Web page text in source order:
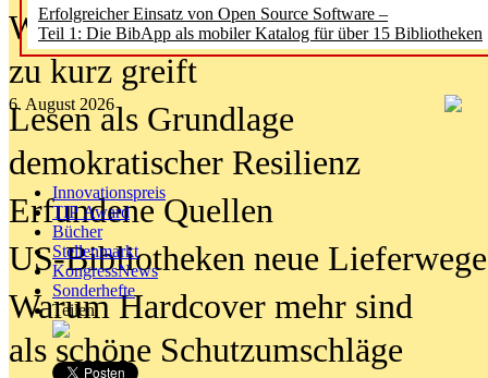
Erfolgreicher Einsatz von Open Source Software –
Teil 1: Die BibApp als mobiler Katalog für über 15 Bibliotheken
6. August 2026
Innovationspreis
TIP Award
Bücher
Stellenmarkt
KongressNews
Sonderhefte
Teilen
Warum die Debatte über KI-Texte
zu kurz greift
Lesen als Grundlage
demokratischer Resilienz
Erfundene Quellen
US-Bibliotheken neue Lieferwege
Warum Hardcover mehr sind
als schöne Schutzumschläge